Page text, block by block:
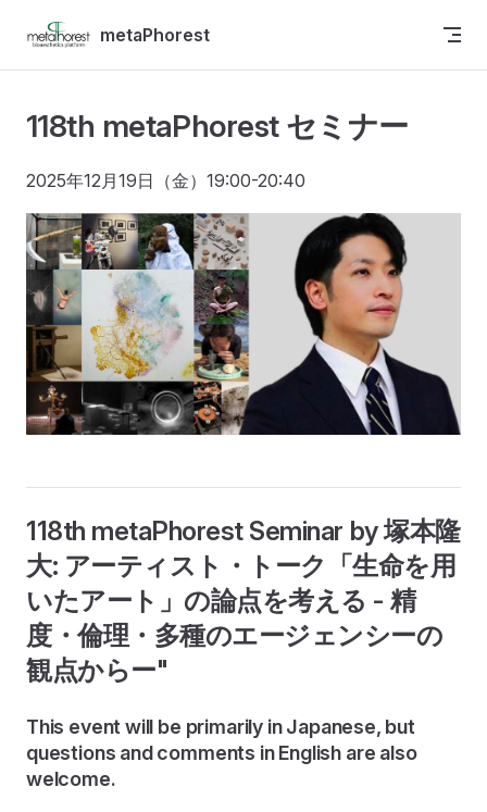
Skip to contentmetaPhorest
118th metaPhorest セミナー
2025年12月19日（金）19:00-20:40
118th metaPhorest Seminar by 塚本隆
大: アーティスト・トーク「生命を用
いたアート」の論点を考える - 精
度・倫理・多種のエージェンシーの
観点からー"
This event will be primarily in Japanese, but
questions and comments in English are also
welcome.